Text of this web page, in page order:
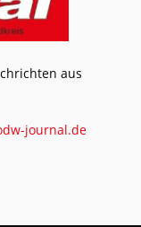
aus
journal.de